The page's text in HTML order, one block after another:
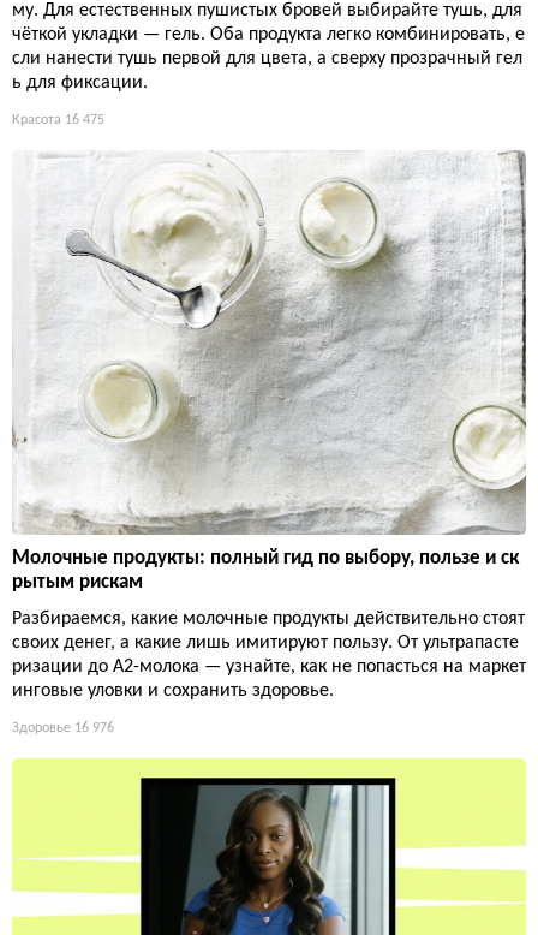
му. Для естественных пушистых бровей выбирайте тушь, для
чёткой укладки — гель. Оба продукта легко комбинировать, е
сли нанести тушь первой для цвета, а сверху прозрачный гел
ь для фиксации.
Красота 16 475
Молочные продукты: полный гид по выбору, пользе и ск
рытым рискам
Разбираемся, какие молочные продукты действительно стоят
своих денег, а какие лишь имитируют пользу. От ультрапасте
ризации до А2-молока — узнайте, как не попасться на маркет
инговые уловки и сохранить здоровье.
Здоровье 16 976